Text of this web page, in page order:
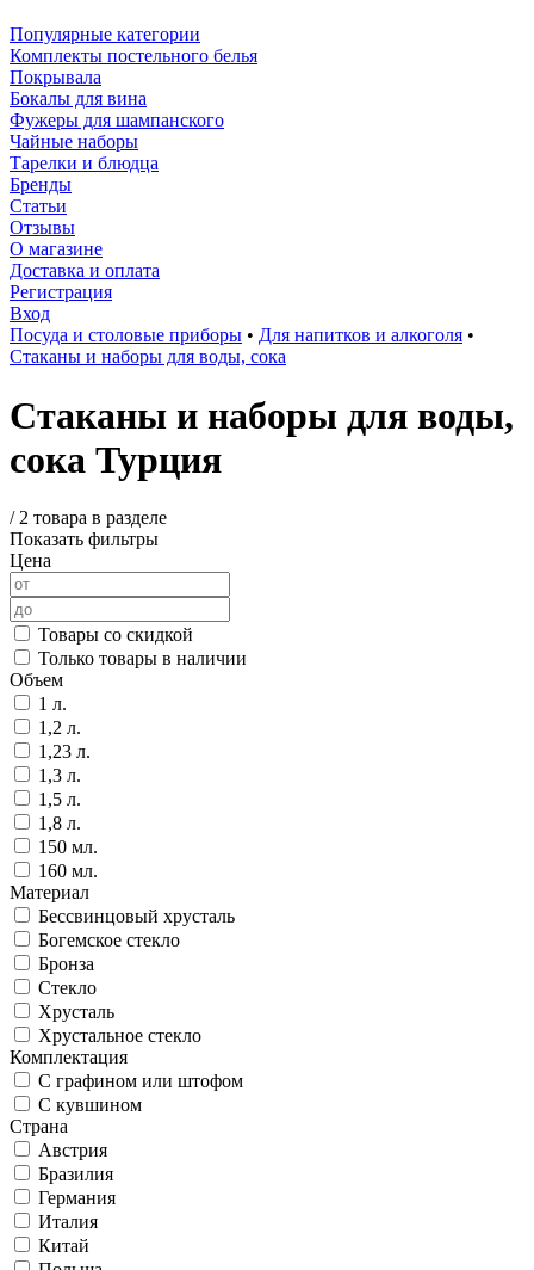
Популярные категории
Комплекты постельного белья
Покрывала
Бокалы для вина
Фужеры для шампанского
Чайные наборы
Тарелки и блюдца
Бренды
Статьи
Отзывы
О магазине
Доставка и оплата
Регистрация
Вход
Посуда и столовые приборы • Для напитков и алкоголя •
Стаканы и наборы для воды, сока
Стаканы и наборы для воды,
сока Турция
/ 2 товара в разделе
Показать фильтры
Цена
Товары со скидкой
Только товары в наличии
Объем
1 л.
1,2 л.
1,23 л.
1,3 л.
1,5 л.
1,8 л.
150 мл.
160 мл.
Материал
Бессвинцовый хрусталь
Богемское стекло
Бронза
Стекло
Хрусталь
Хрустальное стекло
Комплектация
С графином или штофом
С кувшином
Страна
Австрия
Бразилия
Германия
Италия
Китай